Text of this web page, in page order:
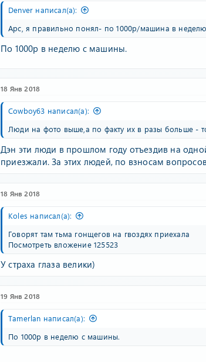
Denver написал(а):
Арс, я правильно понял- по 1000р/машина в
По 1000р в неделю с машины.
18 Янв 2018
Cowboy63 написал(а):
Люди на фото выше,а по факту их в разы больше -
Дэн эти люди в прошлом году отъездив на
приезжали. За этих людей, по взносам
18 Янв 2018
Koles написал(а):
Говорят там тьма гонщегов на гвоздях приехала
Посмотреть вложение 125523
У страха глаза велики)
19 Янв 2018
Tamerlan написал(а):
По 1000р в неделю с машины.